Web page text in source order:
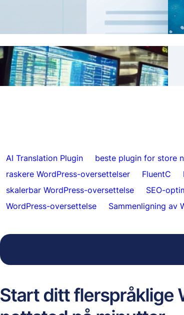
Hvordan legge til en språkvelger på
Hopp over oversettelser for spesifikt
innhold med FluentC
AI Translation Plugin beste plugin for store
raskere WordPress-oversettelser
FluentC
skalerbar WordPress-oversettelse
SEO-
WordPress-oversettelse
Sammenligning av
Start ditt flerspråklige